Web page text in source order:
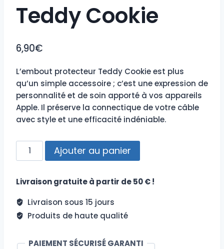
Teddy Cookie
6,90€
L’embout protecteur Teddy Cookie est plus
qu’un simple accessoire ; c’est une expression de
personnalité et de soin apporté à vos appareils
Apple. Il préserve la connectique de votre câble
avec style et une efficacité indéniable.
quantité
de
USB-
Teddy
Cookie
Ajouter au panier
Livraison gratuite à partir de 50 € !
Livraison sous 15 jours
Produits de haute qualité
PAIEMENT SÉCURISÉ GARANTI